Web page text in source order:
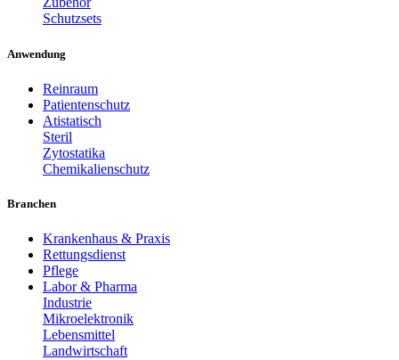
Schutzsets
Anwendung
Reinraum
Patientenschutz
Atistatisch
Steril
Zytostatika
Chemikalienschutz
Branchen
Krankenhaus & Praxis
Rettungsdienst
Pflege
Labor & Pharma
Industrie
Mikroelektronik
Lebensmittel
Landwirtschaft